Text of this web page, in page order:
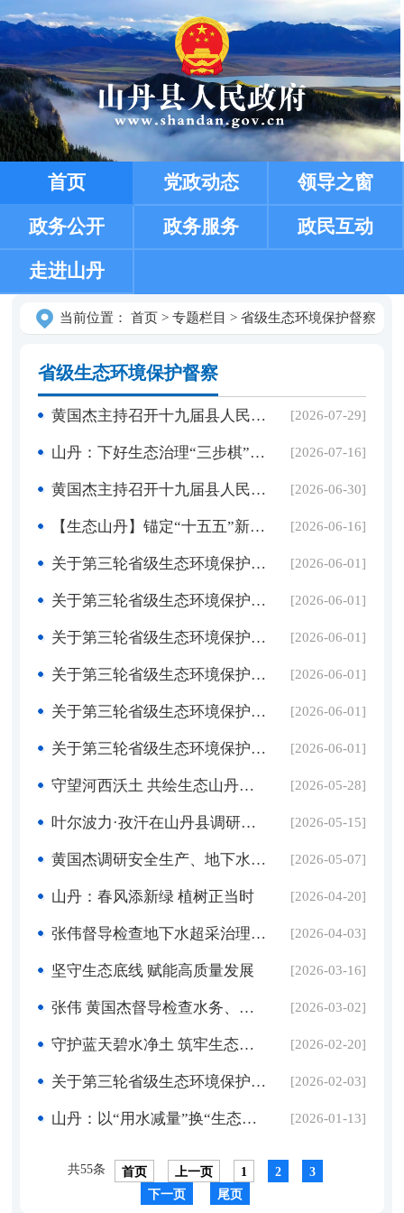
首页 党政动态 领导之窗
政务公开 政务服务 政民互动
走进山丹
当前位置： 首页> 专题栏目 > 省级生态环境保护督察
省级生态环境保护督察
黄国杰主持召开十九届县人民政府第123次常务会议 传达学习习近平总书记重要指示精神 安排部署相关工作 [2026-07-29]
山丹：下好生态治理“三步棋” 筑牢绿色安全屏障 [2026-07-16]
黄国杰主持召开十九届县人民政府第121次常务会议 传达学习习近平总书记重要讲话精神 安排部署相关工作 [2026-06-30]
【生态山丹】锚定“十五五”新坐标 绘就生态山丹新画卷——山丹县奋力开启生态环境保护新征程 [2026-06-16]
关于第三轮省级生态环境保护督察第37项整改任务验收销号情况的公示 [2026-06-01]
关于第三轮省级生态环境保护督察第36项整改任务验收销号情况的公示 [2026-06-01]
关于第三轮省级生态环境保护督察第31项整改任务验收销号情况的公示 [2026-06-01]
关于第三轮省级生态环境保护督察第28项整改任务验收销号情况的公示 [2026-06-01]
关于第三轮省级生态环境保护督察第10项整改任务验收销号情况的公示 [2026-06-01]
关于第三轮省级生态环境保护督察第1项整改任务验收销号情况的公示 [2026-06-01]
守望河西沃土 共绘生态山丹——山丹县全域绿色高质量发展纪实 [2026-05-28]
叶尔波力·孜汗在山丹县调研时强调 做好“水文章” 壮大“马产业” 走好具有山丹特色的县域经济高质量发展之路 [2026-05-15]
黄国杰调研安全生产、地下水超采治理和耕地休耕等工作 [2026-05-07]
山丹：春风添新绿 植树正当时 [2026-04-20]
张伟督导检查地下水超采治理和治理性休耕工作 [2026-04-03]
坚守生态底线 赋能高质量发展 [2026-03-16]
张伟 黄国杰督导检查水务、生态环境、农业农村部门重点工作并召开全县地下水超采治理工作座谈会 [2026-03-02]
守护蓝天碧水净土 筑牢生态安全屏障 [2026-02-20]
关于第三轮省级生态环境保护督察第9项整改任务验收销号情况的公示 [2026-02-03]
山丹：以“用水减量”换“生态增量” [2026-01-13]
共55条 首页 上一页 1 2
3
下一页
尾页